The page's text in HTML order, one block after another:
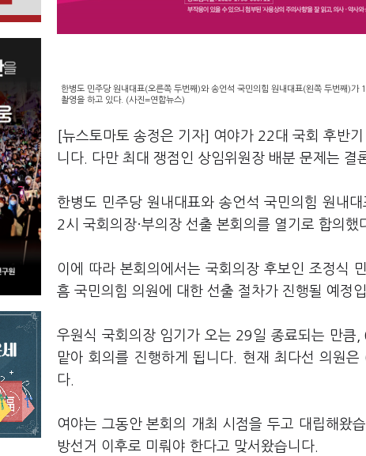
한병도 민주당 원내대표(오른쪽 두번째)와 송언석 국민의힘 원내대표(왼쪽 두번째)
촬영을 하고 있다. (사진=연합뉴스)
[뉴스토마토 송정은 기자] 여야가 22대 국회 후반
니다. 다만 최대 쟁점인 상임위원장 배분 문제는 결
한병도 민주당 원내대표와 송언석 국민의힘 원내
2시 국회의장·부의장 선출 본회의를 열기로 합의했
이에 따라 본회의에서는 국회의장 후보인 조정식
흠 국민의힘 의원에 대한 선출 절차가 진행될 예정
우원식 국회의장 임기가 오는 29일 종료되는 만큼
맡아 회의를 진행하게 됩니다. 현재 최다선 의원
다.
여야는 그동안 본회의 개최 시점을 두고 대립해왔
방선거 이후로 미뤄야 한다고 맞서왔습니다.